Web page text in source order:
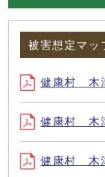
被害想定マッ
健康村 木
健康村 木
健康村 木